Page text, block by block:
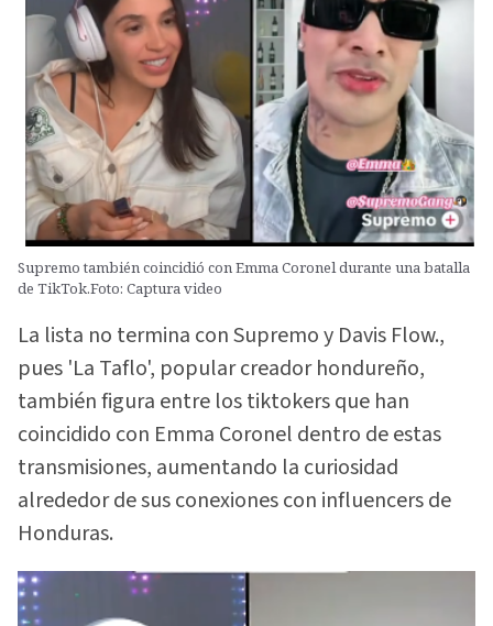
Supremo también coincidió con Emma Coronel durante una batalla
de TikTok.Foto: Captura video
La lista no termina con Supremo y Davis Flow.,
pues 'La Taflo', popular creador hondureño,
también figura entre los tiktokers que han
coincidido con Emma Coronel dentro de estas
transmisiones, aumentando la curiosidad
alrededor de sus conexiones con influencers de
Honduras.